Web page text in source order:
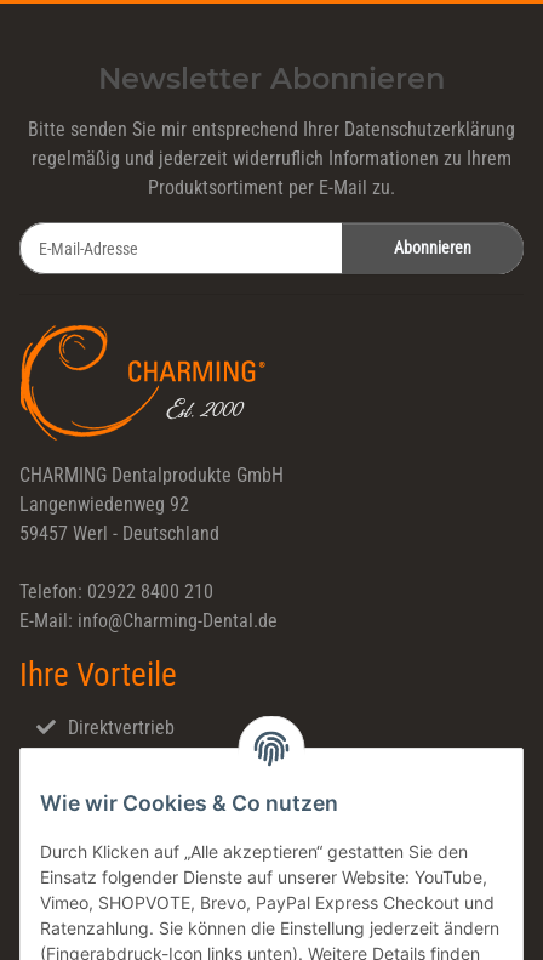
Wie wir Cookies & Co nutzen
Durch Klicken auf „Alle akzeptieren“ gestatten Sie den
Einsatz folgender Dienste auf unserer Website: YouTube,
Vimeo, SHOPVOTE, Brevo, PayPal Express Checkout und
Ratenzahlung. Sie können die Einstellung jederzeit ändern
(Fingerabdruck-Icon links unten). Weitere Details finden
Newsletter Abonnieren
Bitte senden Sie mir entsprechend Ihrer Datenschutzerklärung
regelmäßig und jederzeit widerruflich Informationen zu Ihrem
Produktsortiment per E-Mail zu.
Abonnieren
CHARMING Dentalprodukte GmbH
Langenwiedenweg 92
59457 Werl - Deutschland
Telefon: 02922 8400 210
E-Mail: info@Charming-Dental.de
Ihre Vorteile
Direktvertrieb
Made in Germany
Familienunternehmen
Zahntechnische Beratung
DE & AT Versandkostenfrei ab 200 € / netto